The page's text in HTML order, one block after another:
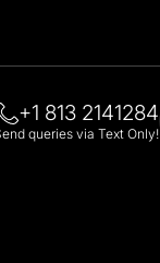
+1 813 2141284
queries via Text Only!